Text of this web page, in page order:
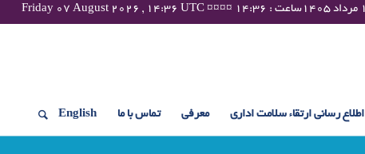
اطلاع رسانی ارتقاء سلامت اداری معرفی تماس با ما English